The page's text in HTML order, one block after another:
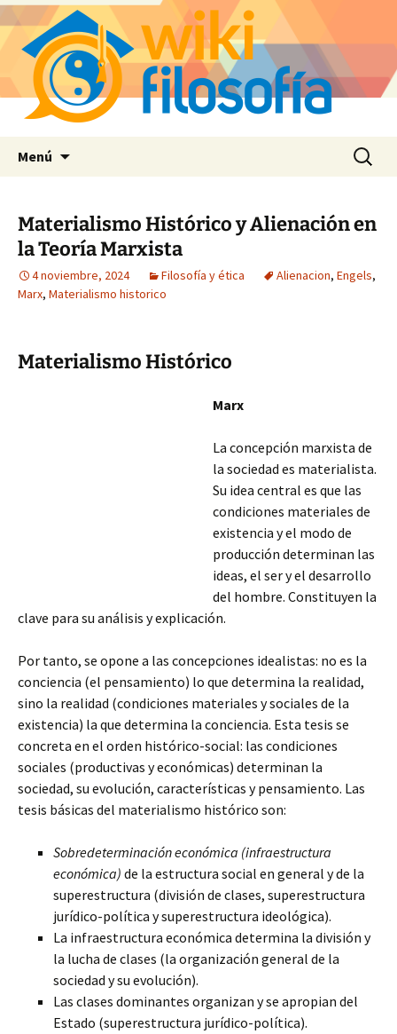
Menú Buscar:
Materialismo Histórico y Alienación en
la Teoría Marxista
4 noviembre, 2024 Filosofía y ética Alienacion, Engels,
Marx, Materialismo historico
Materialismo Histórico
Marx
La concepción marxista de
la sociedad es materialista.
Su idea central es que las
condiciones materiales de
existencia y el modo de
producción determinan las
ideas, el ser y el desarrollo
del hombre. Constituyen la
clave para su análisis y explicación.
Por tanto, se opone a las concepciones idealistas: no es la
conciencia (el pensamiento) lo que determina la realidad,
sino la realidad (condiciones materiales y sociales de la
existencia) la que determina la conciencia. Esta tesis se
concreta en el orden histórico-social: las condiciones
sociales (productivas y económicas) determinan la
sociedad, su evolución, características y pensamiento. Las
tesis básicas del materialismo histórico son:
Sobredeterminación económica (infraestructura
económica) de la estructura social en general y de la
superestructura (división de clases, superestructura
jurídico-política y superestructura ideológica).
La infraestructura económica determina la división y
la lucha de clases (la organización general de la
sociedad y su evolución).
Las clases dominantes organizan y se apropian del
Estado (superestructura jurídico-política).